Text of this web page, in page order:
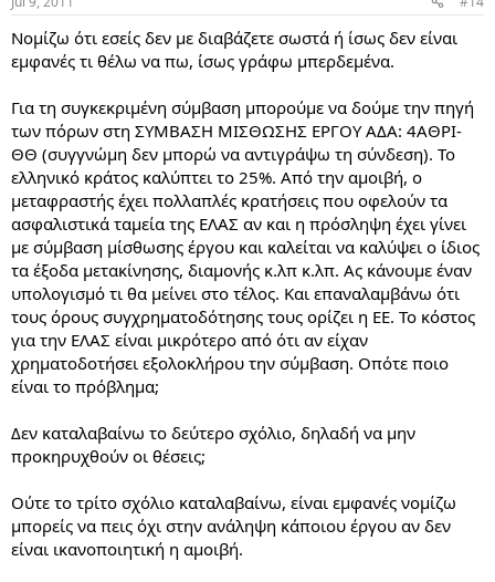
Νομίζω ότι εσείς δεν με διαβάζετε σωστά ή ίσως δεν είναι
εμφανές τι θέλω να πω, ίσως γράφω μπερδεμένα.
Για τη συγκεκριμένη σύμβαση μπορούμε να δούμε την πηγή
των πόρων στη ΣΥΜΒΑΣΗ ΜΙΣΘΩΣΗΣ ΕΡΓΟΥ ΑΔΑ: 4ΑΘΡΙ-
ΘΘ (συγγνώμη δεν μπορώ να αντιγράψω τη σύνδεση). Το
ελληνικό κράτος καλύπτει το 25%. Από την αμοιβή, ο
μεταφραστής έχει πολλαπλές κρατήσεις που οφελούν τα
ασφαλιστικά ταμεία της ΕΛΑΣ αν και η πρόσληψη έχει γίνει
με σύμβαση μίσθωσης έργου και καλείται να καλύψει ο ίδιος
τα έξοδα μετακίνησης, διαμονής κ.λπ κ.λπ. Ας κάνουμε έναν
υπολογισμό τι θα μείνει στο τέλος. Και επαναλαμβάνω ότι
τους όρους συγχρηματοδότησης τους ορίζει η ΕΕ. Το κόστος
για την ΕΛΑΣ είναι μικρότερο από ότι αν είχαν
χρηματοδοτήσει εξολοκλήρου την σύμβαση. Οπότε ποιο
είναι το πρόβλημα;
Δεν καταλαβαίνω το δεύτερο σχόλιο, δηλαδή να μην
προκηρυχθούν οι θέσεις;
Ούτε το τρίτο σχόλιο καταλαβαίνω, είναι εμφανές νομίζω
μπορείς να πεις όχι στην ανάληψη κάποιου έργου αν δεν
είναι ικανοποιητική η αμοιβή.